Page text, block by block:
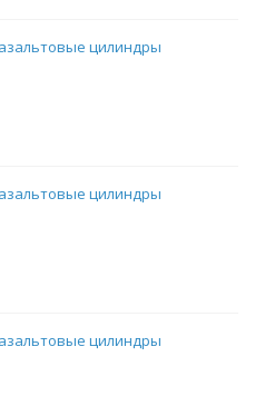
цилиндры
цилиндры
цилиндры